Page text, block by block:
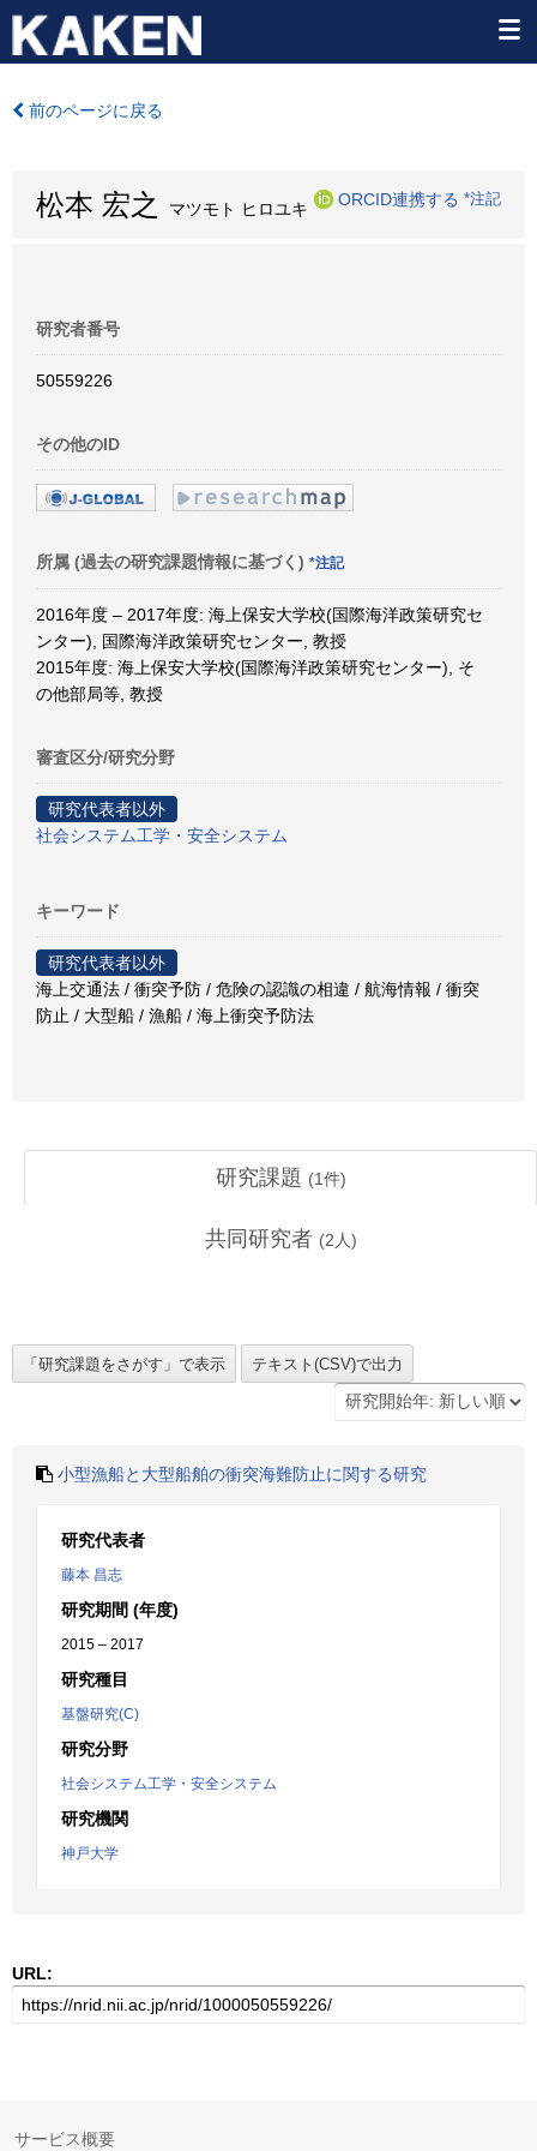
前のページに戻る
松本 宏之 マツモト ヒロユキ
ORCID連携する *注記
研究者番号
50559226
その他のID
所属 (過去の研究課題情報に基づく) *注記
2016年度 – 2017年度: 海上保安大学校(国際海洋政策研究セ
ンター), 国際海洋政策研究センター, 教授
2015年度: 海上保安大学校(国際海洋政策研究センター), そ
の他部局等, 教授
審査区分/研究分野
研究代表者以外
社会システム工学・安全システム
キーワード
研究代表者以外
海上交通法 / 衝突予防 / 危険の認識の相違 / 航海情報 / 衝突
防止 / 大型船 / 漁船 / 海上衝突予防法
研究課題 (1件)
共同研究者 (2 人)
小型漁船と大型船舶の衝突海難防止に関する研究
研究代表者
藤本 昌志
研究期間 (年度)
2015 – 2017
研究種目
基盤研究(C)
研究分野
社会システム工学・安全システム
研究機関
神戸大学
URL:
サービス概要